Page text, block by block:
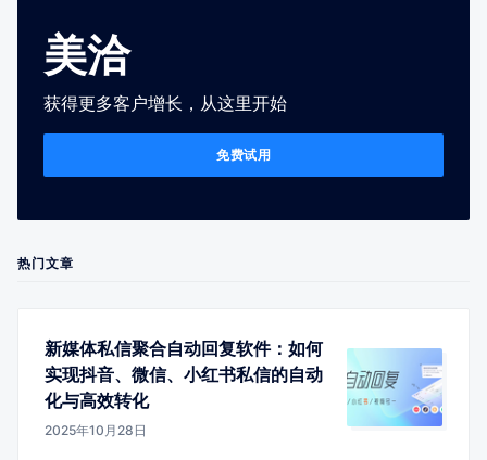
美洽
获得更多客户增长，从这里开始
免费试用
热门文章
新媒体私信聚合自动回复软件：如何
实现抖音、微信、小红书私信的自动
化与高效转化
2025年10月28日